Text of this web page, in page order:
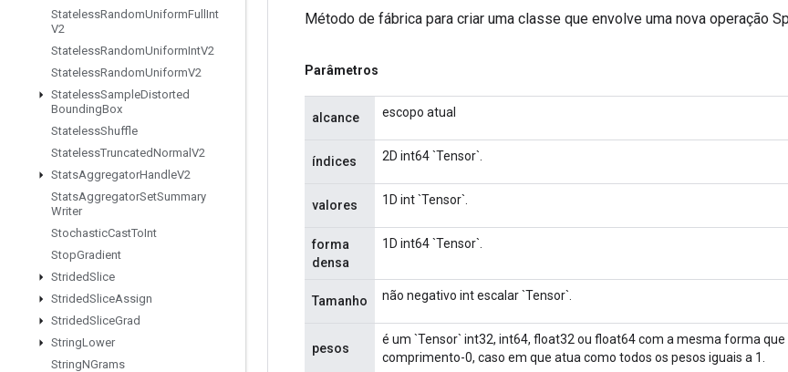
StatelessRandomUniformFull Int
V2
StatelessRandomUniformIntV2
StatelessRandomUniformV2
StatelessSampleDistorted
BoundingBox
StatelessShuffle
StatelessTruncatedNormal V2
StatsAggregatorHandleV2
StatsAggregatorSetSummary
Writer
StochasticCastToInt
StopGradient
StridedSlice
StridedSliceAssign
StridedSliceGrad
StringLower
StringNGrams
Método de fábrica para criar uma classe que envolve uma nova operação
Parâmetros
alcance escopo atual
índices 2D int64 `Tensor`.
valores 1D int `Tensor`.
forma
densa
1D int64 `Tensor`.
Tamanho não negativo int escalar `Tensor`.
pesos
é um `Tensor` int32, int64, float32 ou float64 com a mesma forma que
comprimento-0, caso em que atua como todos os pesos iguais a 1.